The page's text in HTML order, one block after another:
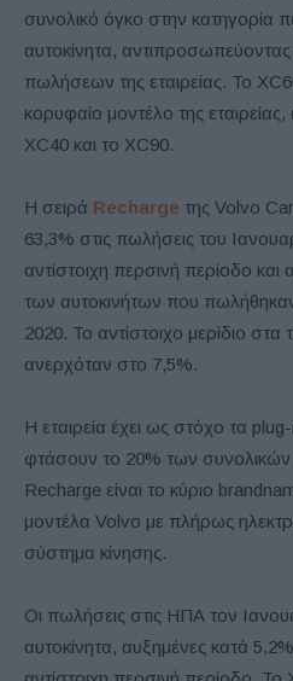
συνολικό όγκο στην κατηγορία
αυτοκίνητα,
πωλήσεων της εταιρείας. Το
κορυφαίο μοντέλο της
XC40 και το XC90.
Η σειρά Recharge της Volvo
63,3% στις πωλήσεις του
αντίστοιχη περσινή περίοδο
των αυτοκινήτων που
2020. Το αντίστοιχο μερίδιο στα
ανερχόταν στο 7,5%.
Η εταιρεία έχει ως στόχο τα
φτάσουν το 20% των
Recharge είναι το κύριο
μοντέλα Volvo με πλήρως
σύστημα κίνησης.
Οι πωλήσεις στις ΗΠΑ τον
αυτοκίνητα, αυξημένες κατά